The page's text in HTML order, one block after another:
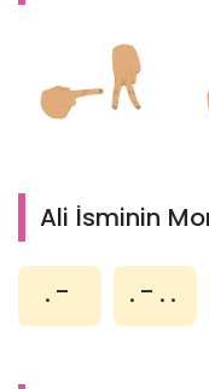
Ali İsminin
.- .-..